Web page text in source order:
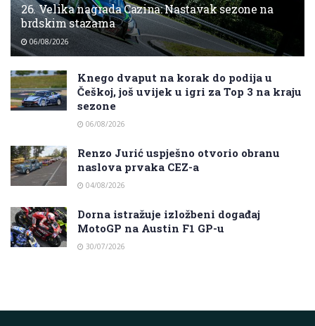
26. Velika nagrada Cazina: Nastavak sezone na
brdskim stazama
06/08/2026
Knego dvaput na korak do podija u
Češkoj, još uvijek u igri za Top 3 na kraju
sezone
06/08/2026
Renzo Jurić uspješno otvorio obranu
naslova prvaka CEZ-a
04/08/2026
Dorna istražuje izložbeni događaj
MotoGP na Austin F1 GP-u
30/07/2026